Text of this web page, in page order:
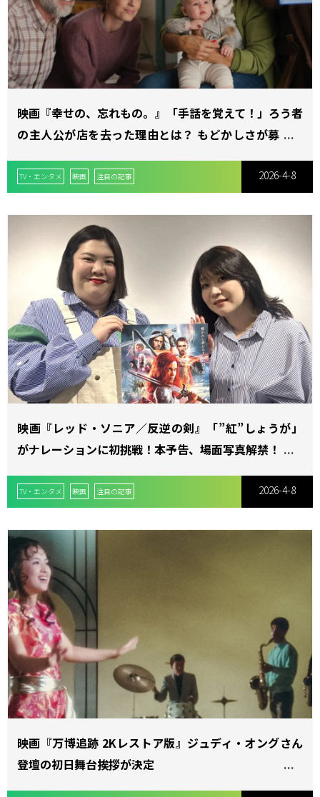
映画『幸せの、忘れもの。』「手話を覚えて！」ろう者
の主人公が店を去った理由とは？ もどかしさが募る本
TV・エンタメ 映画 注目の記事 2026-4-8
映画『レッド・ソニア／反逆の剣』「”紅”しょうが」
がナレーションに初挑戦！本予告、場面写真解禁！
TV・エンタメ 映画 注目の記事 2026-4-8
映画『万博追跡 2Kレストア版』ジュディ・オングさん
登壇の初日舞台挨拶が決定